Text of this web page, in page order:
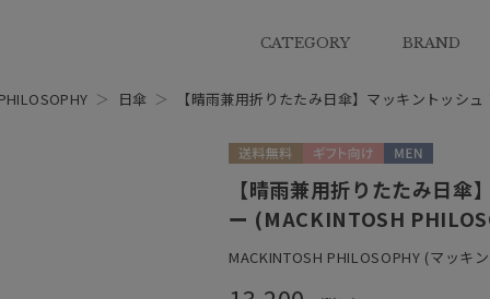
SHOP（ムーンバットオンラインシ
CATEGORY BRAND
＞ 日傘 ＞ 【晴雨兼用折りたたみ日傘】マッキントッシ
【晴雨兼用折りたたみ日
ー (MACKINTOSH
MACKINTOSH PHILOSOPHY (マッキ